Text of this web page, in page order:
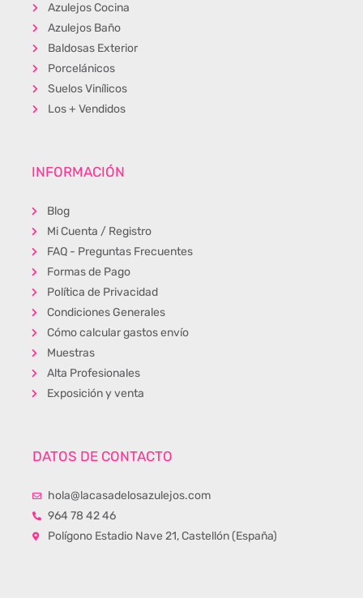
Azulejos Cocina
Azulejos Baño
Baldosas Exterior
Porcelánicos
Suelos Vinílicos
Los + Vendidos
INFORMACIÓN
Blog
Mi Cuenta / Registro
FAQ - Preguntas Frecuentes
Formas de Pago
Política de Privacidad
Condiciones Generales
Cómo calcular gastos envío
Muestras
Alta Profesionales
Exposición y venta
DATOS DE CONTACTO
hola@lacasadelosazulejos.com
964 78 42 46
Polígono Estadio Nave 21, Castellón (España)